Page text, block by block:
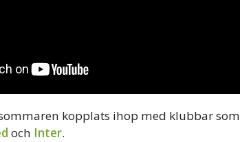
kopplats ihop med klubbar som
och Inter.